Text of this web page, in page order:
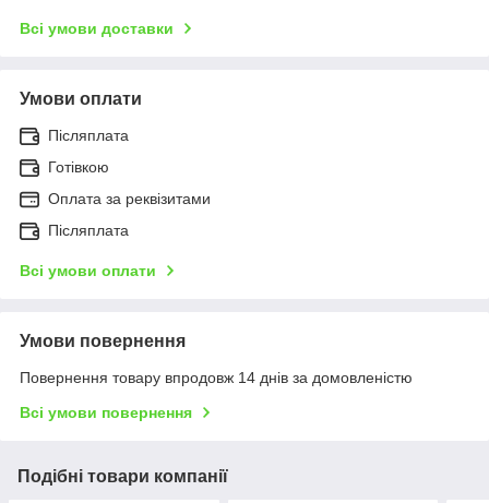
Всі умови доставки
Умови оплати
Післяплата
Готівкою
Оплата за реквізитами
Післяплата
Всі умови оплати
Умови повернення
Повернення товару впродовж 14 днів за домовленістю
Всі умови повернення
Подібні товари компанії